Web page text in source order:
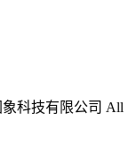
象科技有限公司 All